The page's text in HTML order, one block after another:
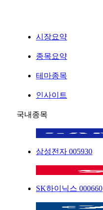
시장요약
종목요약
테마종목
인사이트
국내종목
삼성전자 005930
SK하이닉스 000660